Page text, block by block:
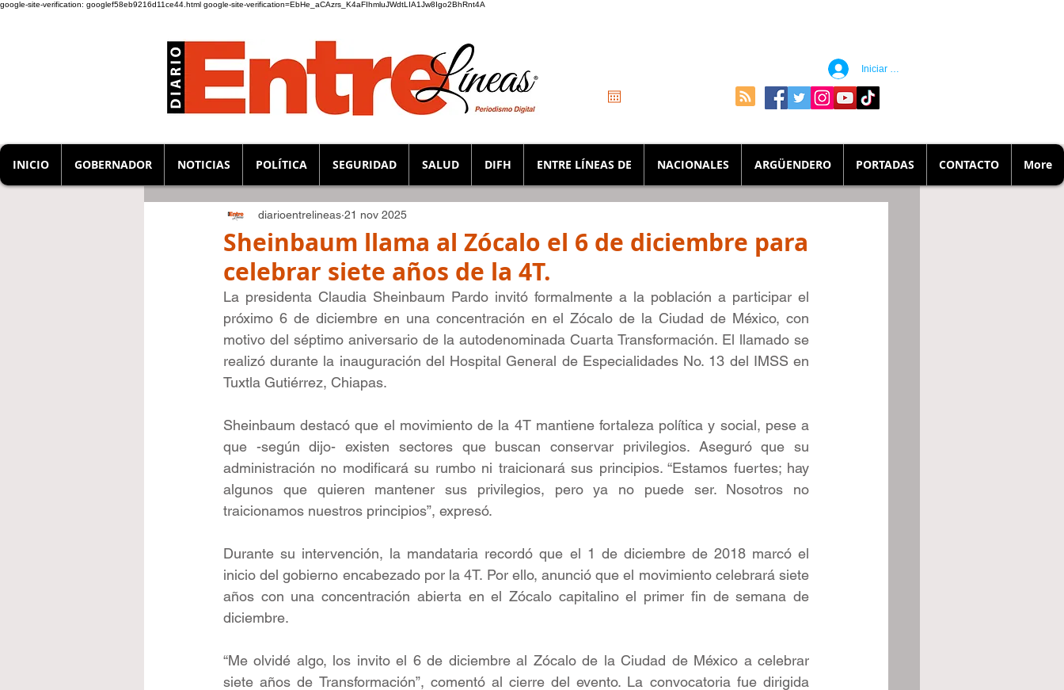
google-site-verification: googlef58eb9216d11ce44.html google-site-verification=EbHe_aCAzrs_K4aFIhmluJWdtLIA1Jw8Igo2BhRnt4A
Iniciar sesión
INICIO GOBERNADOR NOTICIAS POLÍTICA SEGURIDAD SALUD DIFH ENTRE LÍNEAS DE NACIONALES ARGÜENDERO PORTADAS CONTACTO More
Sheinbaum llama al Zócalo el 6 de diciembre para
celebrar siete años de la 4T.
diarioentrelineas 21 nov 2025
La presidenta Claudia Sheinbaum Pardo invitó formalmente a la población a participar el
próximo 6 de diciembre en una concentración en el Zócalo de la Ciudad de México, con
motivo del séptimo aniversario de la autodenominada Cuarta Transformación. El llamado se
realizó durante la inauguración del Hospital General de Especialidades No. 13 del IMSS en
Tuxtla Gutiérrez, Chiapas.
Sheinbaum destacó que el movimiento de la 4T mantiene fortaleza política y social, pese a
que -según dijo- existen sectores que buscan conservar privilegios. Aseguró que su
administración no modificará su rumbo ni traicionará sus principios. “Estamos fuertes; hay
algunos que quieren mantener sus privilegios, pero ya no puede ser. Nosotros no
traicionamos nuestros principios”, expresó.
Durante su intervención, la mandataria recordó que el 1 de diciembre de 2018 marcó el
inicio del gobierno encabezado por la 4T. Por ello, anunció que el movimiento celebrará siete
años con una concentración abierta en el Zócalo capitalino el primer fin de semana de
diciembre.
“Me olvidé algo, los invito el 6 de diciembre al Zócalo de la Ciudad de México a celebrar
siete años de Transformación”, comentó al cierre del evento. La convocatoria fue dirigida